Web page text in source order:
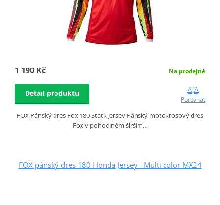
1 190 Kč Na prodejně
Detail produktu
Porovnat
FOX Pánský dres Fox 180 Statk Jersey Pánský motokrosový dres
Fox v pohodlném širším…
FOX pánský dres 180 Honda Jersey - Multi color MX24